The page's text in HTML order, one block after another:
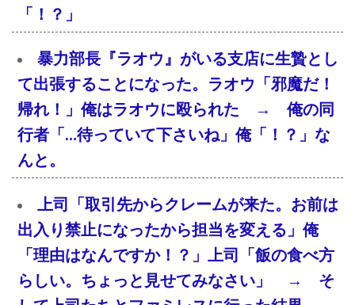
「！？」
暴力部長『ラオウ』がいる支店に生贄とし
て出張することになった。ラオウ「邪魔だ！
帰れ！」俺はラオウに殴られた → 俺の同
行者「…待っていて下さいね」俺「！？」な
んと。
上司「取引先からクレームが来た。お前は
出入り禁止になったから担当を変える」俺
「理由はなんですか！？」上司「飯の食べ方
らしい。ちょっと見せてみなさい」 → そ